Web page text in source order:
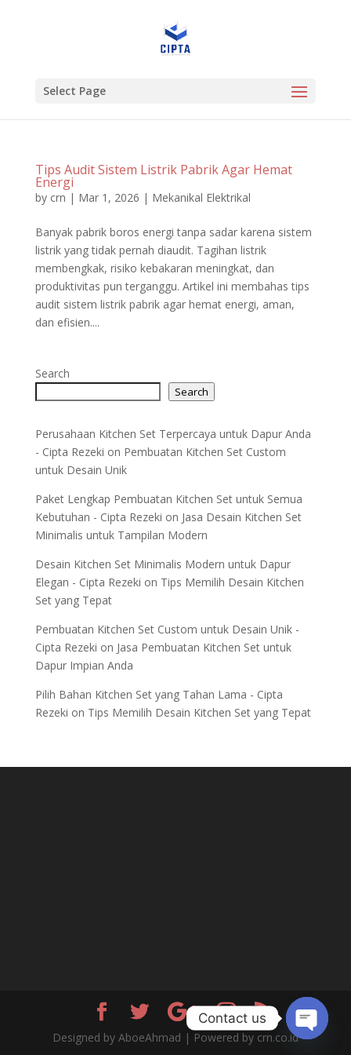
Select Page
Tips Audit Sistem Listrik Pabrik Agar Hemat
Energi
by crn | Mar 1, 2026 | Mekanikal Elektrikal
Banyak pabrik boros energi tanpa sadar karena sistem
listrik yang tidak pernah diaudit. Tagihan listrik
membengkak, risiko kebakaran meningkat, dan
produktivitas pun terganggu. Artikel ini membahas tips
audit sistem listrik pabrik agar hemat energi, aman,
dan efisien....
Search
Search
Perusahaan Kitchen Set Terpercaya untuk Dapur Anda
- Cipta Rezeki on Pembuatan Kitchen Set Custom
untuk Desain Unik
Paket Lengkap Pembuatan Kitchen Set untuk Semua
Kebutuhan - Cipta Rezeki on Jasa Desain Kitchen Set
Minimalis untuk Tampilan Modern
Desain Kitchen Set Minimalis Modern untuk Dapur
Elegan - Cipta Rezeki on Tips Memilih Desain Kitchen
Set yang Tepat
Pembuatan Kitchen Set Custom untuk Desain Unik -
Cipta Rezeki on Jasa Pembuatan Kitchen Set untuk
Dapur Impian Anda
Pilih Bahan Kitchen Set yang Tahan Lama - Cipta
Rezeki on Tips Memilih Desain Kitchen Set yang Tepat
Designed by AboeAhmad | Powered by crn.co.id
Contact us